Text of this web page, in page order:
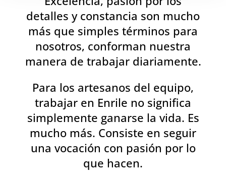
detalles y constancia son mucho
más que simples términos para
nosotros, conforman nuestra
manera de trabajar diariamente.
Para los artesanos del equipo,
trabajar en Enrile no significa
simplemente ganarse la vida. Es
mucho más. Consiste en seguir
una vocación con pasión por lo
que hacen.